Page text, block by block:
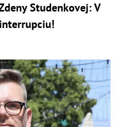
Studenkovej: V